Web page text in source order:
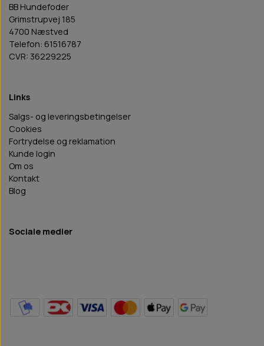
BB Hundefoder
Grimstrupvej 185
4700 Næstved
Telefon: 61516787
CVR: 36229225
Links
Salgs- og leveringsbetingelser
Cookies
Fortrydelse og reklamation
Kunde login
Om os
Kontakt
Blog
Sociale medier